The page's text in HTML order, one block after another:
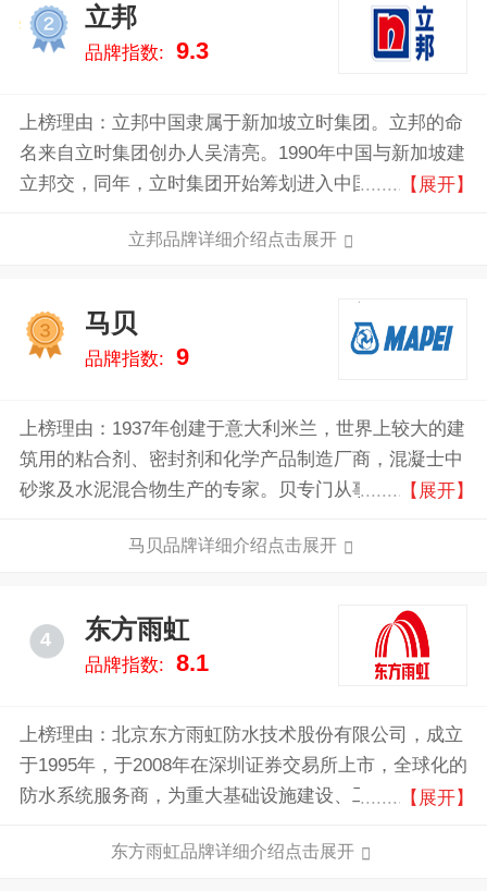
立邦
品牌指数: 9.3
上榜理由：立邦中国隶属于新加坡立时集团。立邦的命
名来自立时集团创办人吴清亮。1990年中国与新加坡建
立邦交，同年，立时集团开始筹划进入中国，1992年正
义是开启美好的中国与立邦的友谊。立邦，见证了中国
会的飞跃成长，成长茁壮至中国涂料行业的著名品牌。
【展开】
立邦品牌详细介绍点击展开
3
马贝
品牌指数: 9
上榜理由：1937年创建于意大利米兰，世界上较大的建
筑用的粘合剂、密封剂和化学产品制造厂商，混凝士中
砂浆及水泥混合物生产的专家。贝专门从事建筑行业化
立了80多所子公司。
【展开】
马贝品牌详细介绍点击展开
4 东方雨虹
品牌指数: 8.1
上榜理由：北京东方雨虹防水技术股份有限公司，成立
于1995年，于2008年在深圳证券交易所上市，全球化的
防水系统服务商，为重大基础设施建设、工业建筑和民
以主营防水业务为核心延伸上下游及相关产业链，业务
【展开】
东方雨虹品牌详细介绍点击展开